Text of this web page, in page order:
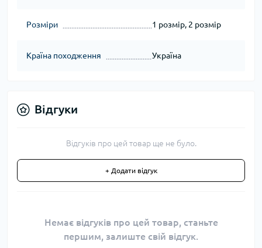
Розміри 1 розмір, 2 розмір
Країна походження Україна
Відгуки
Відгуків про цей товар ще не було.
+ Додати відгук
Немає відгуків про цей товар, станьте
першим, залиште свій відгук.